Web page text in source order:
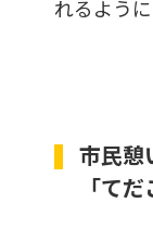
れるよう
市民憩
「て